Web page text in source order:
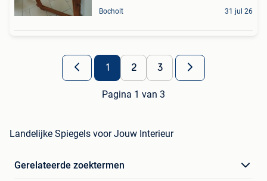
Bocholt 31 jul 26
1 2 3
Pagina 1 van 3
Landelijke Spiegels voor Jouw Interieur
Gerelateerde zoektermen